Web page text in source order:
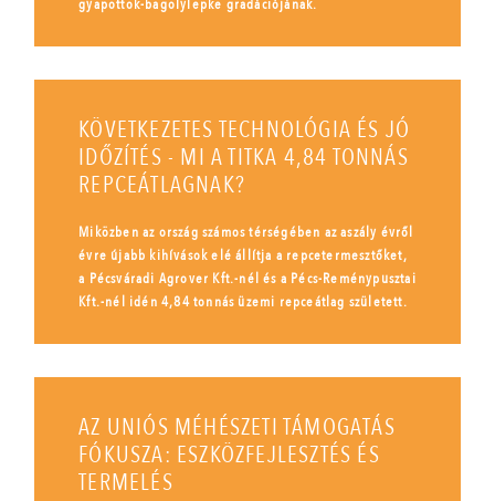
gyapottok-bagolylepke gradációjának.
KÖVETKEZETES TECHNOLÓGIA ÉS JÓ
IDŐZÍTÉS - MI A TITKA 4,84 TONNÁS
REPCEÁTLAGNAK?
Miközben az ország számos térségében az aszály évről
évre újabb kihívások elé állítja a repcetermesztőket,
a Pécsváradi Agrover Kft.-nél és a Pécs-Reménypusztai
Kft.-nél idén 4,84 tonnás üzemi repceátlag született.
AZ UNIÓS MÉHÉSZETI TÁMOGATÁS
FÓKUSZA: ESZKÖZFEJLESZTÉS ÉS
TERMELÉS